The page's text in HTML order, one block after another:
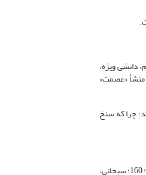
دانشی ویژه،
منشأِ «عصمت»
می‌باشد؛ چرا که سنخ
بسیاری از اندیشوران اسلامی، به ویژه در عصر کنونی علت و منشأ عصمت را نوعی خاصّ از علم و آگاهی می‏دانند (طباطبائی، همان، 2: 139؛ همان، 11: 163؛ مطهری، همان، 2: 160؛ سبحانی،